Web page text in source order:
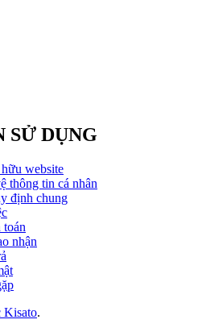
DỤNG
website
thông tin cá nhân
định chung
toán
nhận
Kisato.